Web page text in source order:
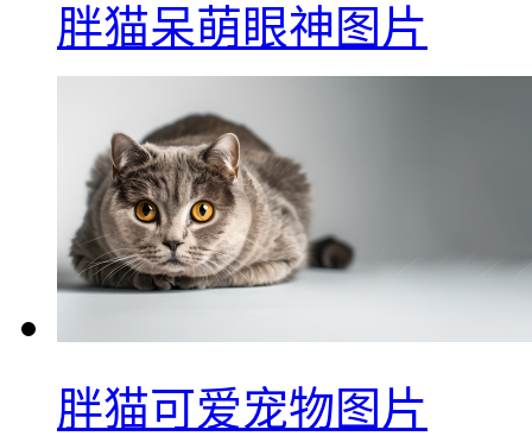
胖猫呆萌眼神图片
胖猫可爱宠物图片